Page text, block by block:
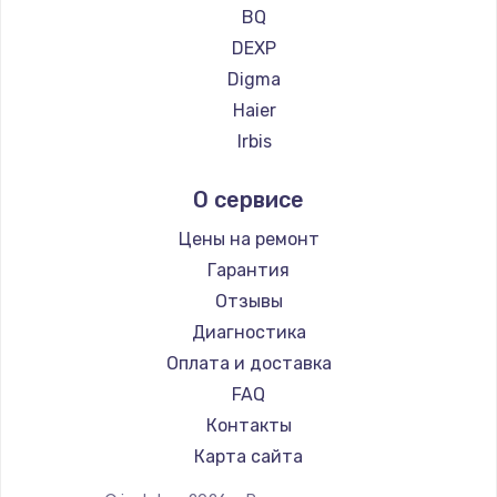
990 руб.
Заказать
Замена динамика
1500 руб.
Замена экрана
1530 руб.
Заказать
Замена шлейфа матрицы
1130 руб.
Заказать
Ремонт планшетов CHUWI
BQ
DEXP
Digma
Haier
Irbis
Microsoft
BlackView
Amazon
Aquarius
Philips
Dell
HP
Getac
ZTE
О сервисе
Цены на ремонт
Гарантия
Отзывы
Диагностика
Оплата и доставка
FAQ
Контакты
Карта сайта